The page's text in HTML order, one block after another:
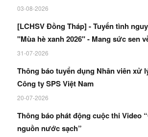
03-08-2026
[LCHSV Đồng Tháp] - Tuyển tình
"Mùa hè xanh 2026" - Mang sức sen
31-07-2026
Thông báo tuyển dụng Nhân viên xử
Công ty SPS Việt Nam
20-07-2026
Thông báo phát động cuộc thi Video
nguồn nước sạch”